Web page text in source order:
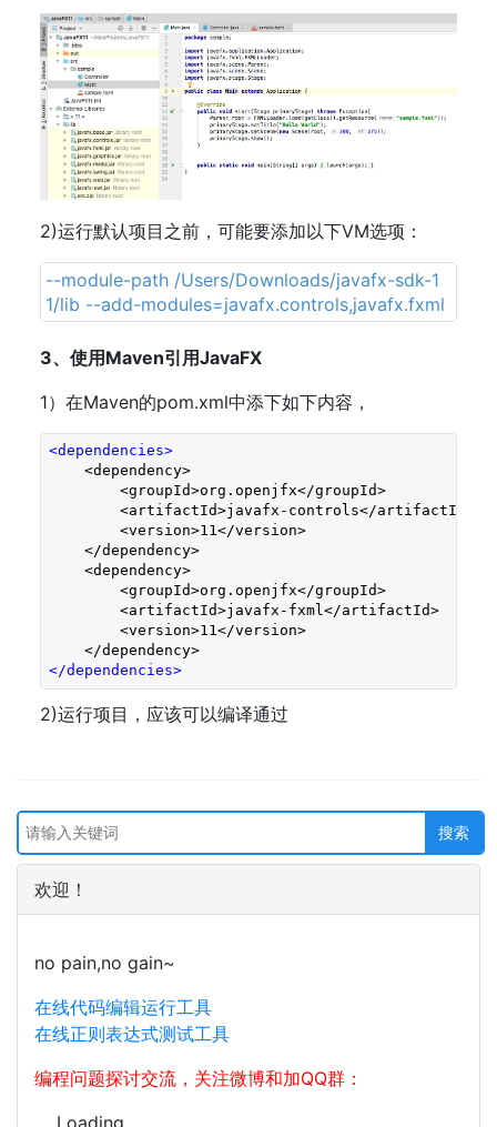
2)运行默认项目之前，可能要添加以下VM选项：
--module-path /Users/Downloads/javafx-sdk-1
1/lib --add-modules=javafx.controls,javafx.fxml
3、使用Maven引用JavaFX
1）在Maven的pom.xml中添下如下内容，
<dependencies>
    <dependency>
        <groupId>org.openjfx</groupId>
        <artifactId>javafx-controls</artifactId>
        <version>11</version>
    </dependency>
    <dependency>
        <groupId>org.openjfx</groupId>
        <artifactId>javafx-fxml</artifactId>
        <version>11</version>
    </dependency>
</dependencies>
2)运行项目，应该可以编译通过
欢迎！
no pain,no gain~
在线代码编辑运行工具
在线正则表达式测试工具
编程问题探讨交流，关注微博和加QQ群：
Loading...